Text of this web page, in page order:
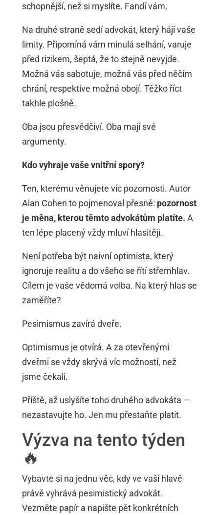
schopnější, než si myslíte. Fandí vám.
Na druhé straně sedí advokát, který hájí vaše
limity. Připomíná vám minulá selhání, varuje
před rizikem, šeptá, že to stejně nevyjde.
Možná vás sabotuje, možná vás před něčím
chrání, respektive možná obojí. Těžko říct
takhle plošně.
Oba jsou přesvědčiví. Oba mají své
argumenty.
Kdo vyhraje vaše vnitřní spory?
Ten, kterému věnujete víc pozornosti. Autor
Alan Cohen to pojmenoval přesně: pozornost
je měna, kterou těmto advokátům platíte. A
ten lépe placený vždy mluví hlasitěji.
Není potřeba být naivní optimista, který
ignoruje realitu a do všeho se řítí střemhlav.
Cílem je vaše vědomá volba. Na který hlas se
zaměříte?
Pesimismus zavírá dveře.
Optimismus je otvírá. A za otevřenými
dveřmi se vždy skrývá víc možností, než
jsme čekali.
Příště, až uslyšíte toho druhého advokáta —
nezastavujte ho. Jen mu přestaňte platit.
Výzva na tento týden
🔥
Vybavte si na jednu věc, kdy ve vaší hlavě
právě vyhrává pesimistický advokát.
Vezměte papír a napište pět konkrétních